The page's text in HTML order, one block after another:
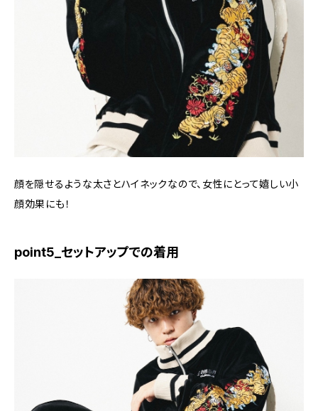
顔を隠せるような太さとハイネックなので、女性にとって嬉しい小
顔効果にも！
point5_セットアップでの着用